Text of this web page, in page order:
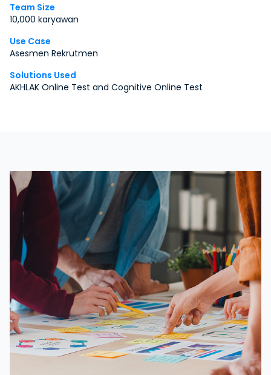
Team Size
10,000 karyawan
Use Case
Asesmen Rekrutmen
Solutions Used
AKHLAK Online Test and Cognitive Online Test